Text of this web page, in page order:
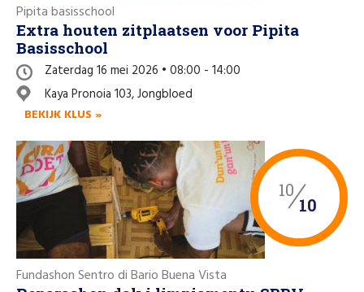
Pipita basisschool
Extra houten zitplaatsen voor Pipita
Basisschool
Zaterdag 16 mei 2026 • 08:00 - 14:00
Kaya Pronoia 103, Jongbloed
BEKIJK KLUS »
10
10
Fundashon Sentro di Bario Buena Vista